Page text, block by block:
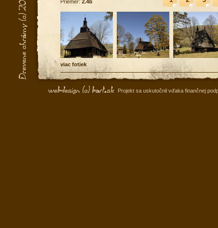
Priemer: 2.4b
viac fotiek
Projekt sa uskutočnil vďaka finančnej